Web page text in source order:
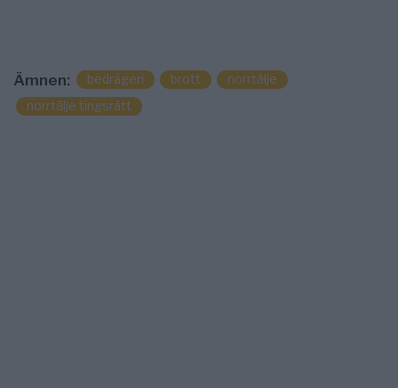
Ämnen: bedrägeri brott
norrtälje
norrtälje tingsrätt